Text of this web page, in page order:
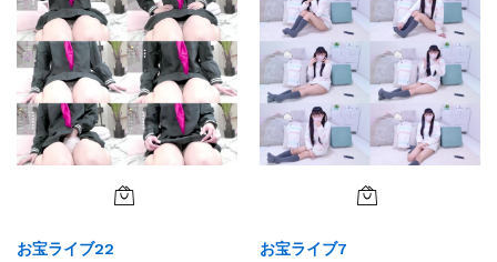
お宝ライブ22 お宝ライブ7